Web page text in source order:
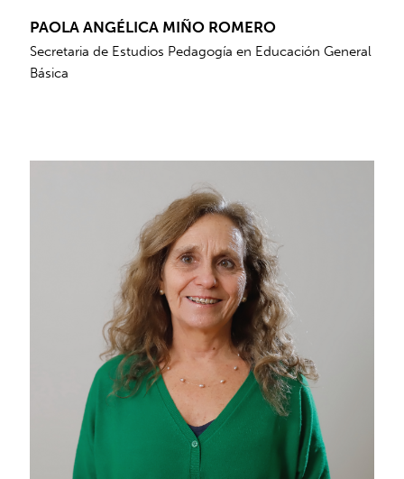
PAOLA ANGÉLICA MIÑO ROMERO
Secretaria de Estudios Pedagogía en Educación General
Básica